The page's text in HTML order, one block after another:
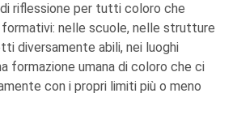
riflessione per tutti coloro che
nelle scuole, nelle strutture
diversamente abili, nei luoghi
formazione umana di coloro che ci
con i propri limiti più o meno